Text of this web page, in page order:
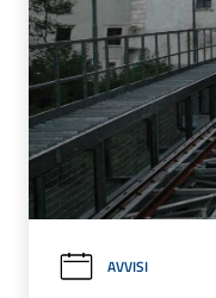
AVVISI